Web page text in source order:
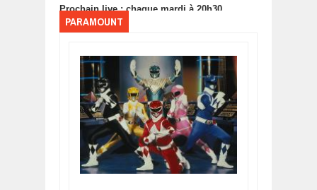
Prochain live : chaque mardi à 20h30
PARAMOUNT